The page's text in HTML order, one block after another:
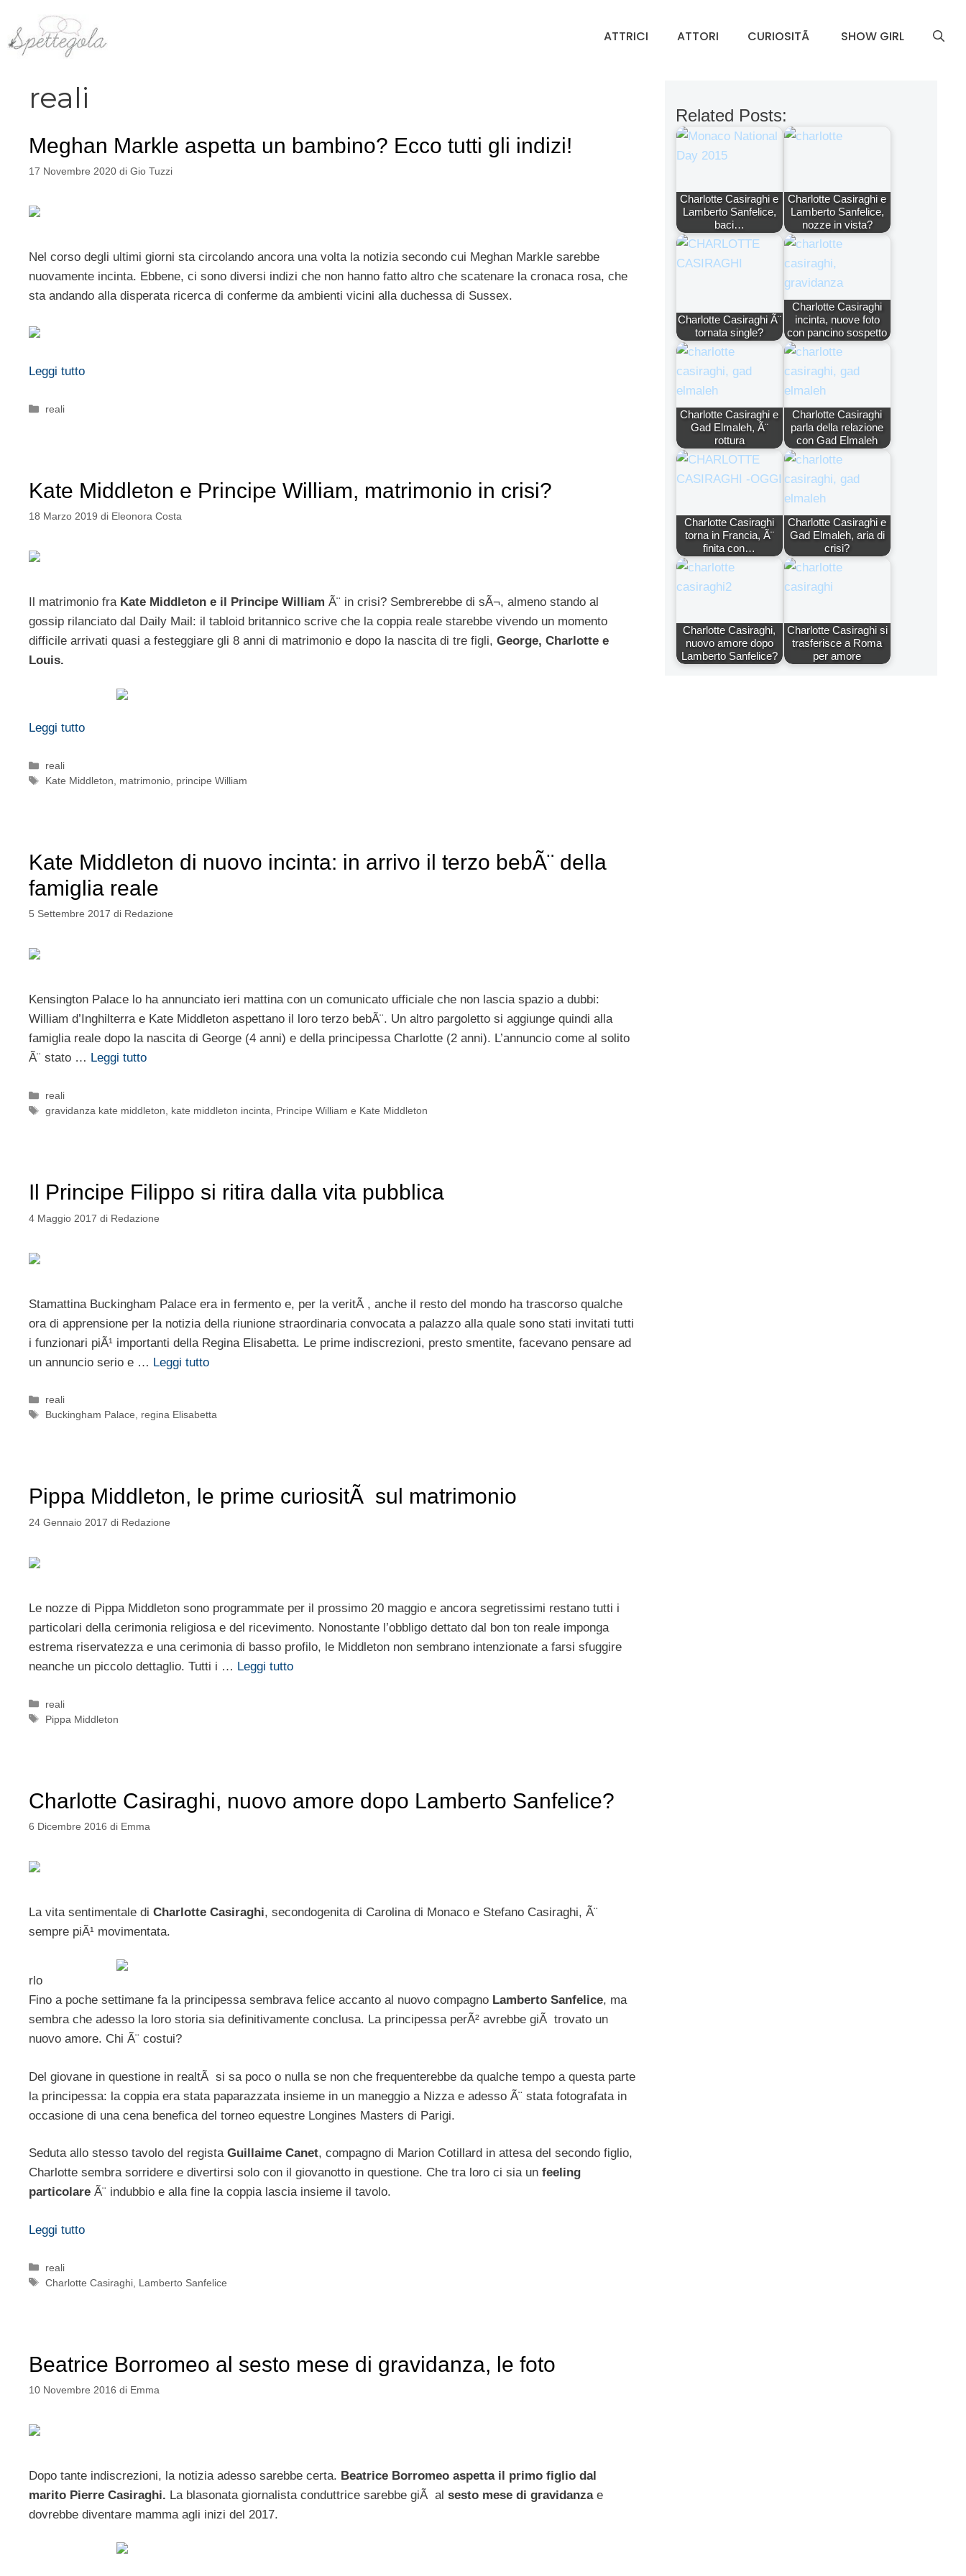
contenuto
ATTRICI ATTORI CURIOSITÃ SHOW GIRL
reali
Meghan Markle aspetta un bambino? Ecco tutti gli indizi!
17 Novembre 2020 di Gio Tuzzi
Nel corso degli ultimi giorni sta circolando ancora una volta la notizia secondo cui Meghan Markle sarebbe
nuovamente incinta. Ebbene, ci sono diversi indizi che non hanno fatto altro che scatenare la cronaca rosa, che
sta andando alla disperata ricerca di conferme da ambienti vicini alla duchessa di Sussex.
Leggi tutto
Categorie
reali
Kate Middleton e Principe William, matrimonio in crisi?
18 Marzo 2019 di Eleonora Costa
Il matrimonio fra Kate Middleton e il Principe William Ã¨ in crisi? Sembrerebbe di sÃ¬, almeno stando al
gossip rilanciato dal Daily Mail: il tabloid britannico scrive che la coppia reale starebbe vivendo un momento
difficile arrivati quasi a festeggiare gli 8 anni di matrimonio e dopo la nascita di tre figli, George, Charlotte e
Louis.
Leggi tutto
Categorie
reali
Tag
Kate Middleton, matrimonio, principe William
Kate Middleton di nuovo incinta: in arrivo il terzo bebÃ¨ della
famiglia reale
5 Settembre 2017 di Redazione
Kensington Palace lo ha annunciato ieri mattina con un comunicato ufficiale che non lascia spazio a dubbi:
William d’Inghilterra e Kate Middleton aspettano il loro terzo bebÃ¨. Un altro pargoletto si aggiunge quindi alla
famiglia reale dopo la nascita di George (4 anni) e della principessa Charlotte (2 anni). L’annuncio come al solito
Ã¨ stato … Leggi tutto
Categorie
reali
Tag
gravidanza kate middleton, kate middleton incinta, Principe William e Kate Middleton
Il Principe Filippo si ritira dalla vita pubblica
4 Maggio 2017 di Redazione
Stamattina Buckingham Palace era in fermento e, per la veritÃ , anche il resto del mondo ha trascorso qualche
ora di apprensione per la notizia della riunione straordinaria convocata a palazzo alla quale sono stati invitati tutti
i funzionari piÃ¹ importanti della Regina Elisabetta. Le prime indiscrezioni, presto smentite, facevano pensare ad
un annuncio serio e … Leggi tutto
Categorie
reali
Tag
Buckingham Palace, regina Elisabetta
Pippa Middleton, le prime curiositÃ sul matrimonio
24 Gennaio 2017 di Redazione
Le nozze di Pippa Middleton sono programmate per il prossimo 20 maggio e ancora segretissimi restano tutti i
particolari della cerimonia religiosa e del ricevimento. Nonostante l’obbligo dettato dal bon ton reale imponga
estrema riservatezza e una cerimonia di basso profilo, le Middleton non sembrano intenzionate a farsi sfuggire
neanche un piccolo dettaglio. Tutti i … Leggi tutto
Categorie
reali
Tag
Pippa Middleton
Charlotte Casiraghi, nuovo amore dopo Lamberto Sanfelice?
6 Dicembre 2016 di Emma
La vita sentimentale di Charlotte Casiraghi, secondogenita di Carolina di Monaco e Stefano Casiraghi, Ã¨
sempre piÃ¹ movimentata.
rlo
Fino a poche settimane fa la principessa sembrava felice accanto al nuovo compagno Lamberto Sanfelice, ma
sembra che adesso la loro storia sia definitivamente conclusa. La principessa perÃ² avrebbe giÃ trovato un
nuovo amore. Chi Ã¨ costui?
Del giovane in questione in realtÃ si sa poco o nulla se non che frequenterebbe da qualche tempo a questa parte
la principessa: la coppia era stata paparazzata insieme in un maneggio a Nizza e adesso Ã¨ stata fotografata in
occasione di una cena benefica del torneo equestre Longines Masters di Parigi.
Seduta allo stesso tavolo del regista Guillaime Canet, compagno di Marion Cotillard in attesa del secondo figlio,
Charlotte sembra sorridere e divertirsi solo con il giovanotto in questione. Che tra loro ci sia un feeling
particolare Ã¨ indubbio e alla fine la coppia lascia insieme il tavolo.
Leggi tutto
Categorie
reali
Tag
Charlotte Casiraghi Lamberto Sanfelice
Beatrice Borromeo al sesto mese di gravidanza, le foto
10 Novembre 2016 di Emma
Dopo tante indiscrezioni, la notizia adesso sarebbe certa. Beatrice Borromeo aspetta il primo figlio dal
marito Pierre Casiraghi. La blasonata giornalista conduttrice sarebbe giÃ al sesto mese di gravidanzae
dovrebbe diventare mamma agli inizi del 2017.
Related Posts:
Charlotte Casiraghi e
Lamberto Sanfelice,
baci…
Charlotte Casiraghi e
Lamberto Sanfelice,
nozze in vista?
Charlotte Casiraghi Ã¨
tornata single?
Charlotte Casiraghi
incinta, nuove foto
con pancino sospetto
Charlotte Casiraghi e
Gad Elmaleh, Ã¨
rottura
Charlotte Casiraghi
parla della relazione
con Gad Elmaleh
Charlotte Casiraghi
torna in Francia, Ã¨
finita con…
Charlotte Casiraghi e
Gad Elmaleh, aria di
crisi?
Charlotte Casiraghi,
nuovo amore dopo
Lamberto Sanfelice?
Charlotte Casiraghi si
trasferisce a Roma
per amore